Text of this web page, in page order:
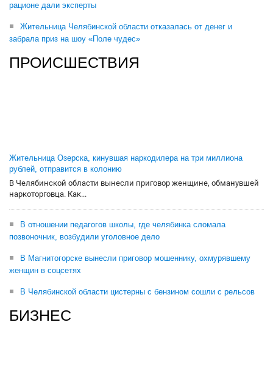
рационе дали эксперты
Жительница Челябинской области отказалась от денег и
забрала приз на шоу «Поле чудес»
ПРОИСШЕСТВИЯ
Жительница Озерска, кинувшая наркодилера на три миллиона
рублей, отправится в колонию
В Челябинской области вынесли приговор женщине, обманувшей
наркоторговца. Как...
В отношении педагогов школы, где челябинка сломала
позвоночник, возбудили уголовное дело
В Магнитогорске вынесли приговор мошеннику, охмурявшему
женщин в соцсетях
В Челябинской области цистерны с бензином сошли с рельсов
БИЗНЕС